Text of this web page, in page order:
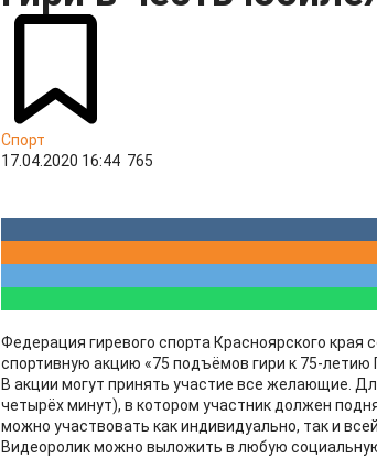
Спорт
17.04.2020 16:44 765
Федерация гиревого спорта Красноярского
спортивную акцию «75 подъёмов гири к 75-летию
В акции могут принять участие все желающие.
четырёх минут), в котором участник должен
можно участвовать как индивидуально, так и
Видеоролик можно выложить в любую